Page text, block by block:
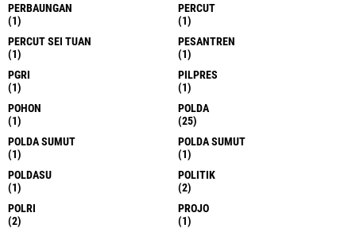
PERBAUNGAN
(1)
PERCUT
(1)
PERCUT SEI TUAN
(1)
PESANTREN
(1)
PGRI
(1)
PILPRES
(1)
POHON
(1)
POLDA
(25)
POLDA SUMUT
(1)
POLDA SUMUT
(1)
POLDASU
(1)
POLITIK
(2)
POLRI
(2)
PROJO
(1)